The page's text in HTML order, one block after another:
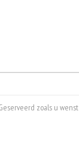
zoals u wenst